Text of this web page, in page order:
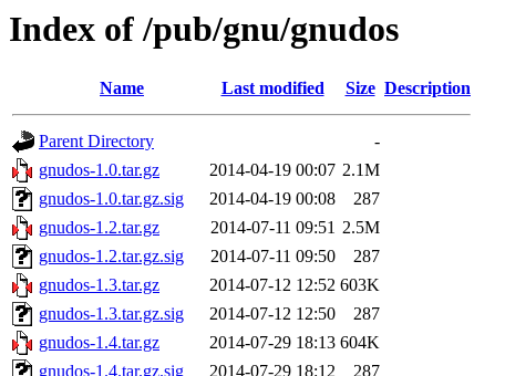
Index of /pub/gnu/gnudos
Name Last modified Size Description
Parent Directory
-
gnudos-1.0.tar.gz
2014-04-19 00:07 2.1M
gnudos-1.0.tar.gz.sig
2014-04-19 00:08
287
gnudos-1.2.tar.gz
2014-07-11 09:51 2.5M
gnudos-1.2.tar.gz.sig
2014-07-11 09:50
287
gnudos-1.3.tar.gz
2014-07-12 12:52 603K
gnudos-1.3.tar.gz.sig
2014-07-12 12:50
287
gnudos-1.4.tar.gz
2014-07-29 18:13 604K
gnudos-1.4.tar.gz.sig
2014-07-29 18:12
287